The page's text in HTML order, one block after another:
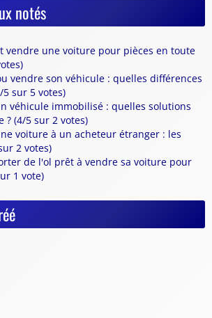
notés
vendre une voiture pour pièces en toute
vendre son véhicule : quelles différences
sur 5 votes)
véhicule immobilisé : quelles solutions
? (4/5 sur 2 votes)
voiture à un acheteur étranger : les
2 votes)
de l'ol prêt à vendre sa voiture pour
1 vote)